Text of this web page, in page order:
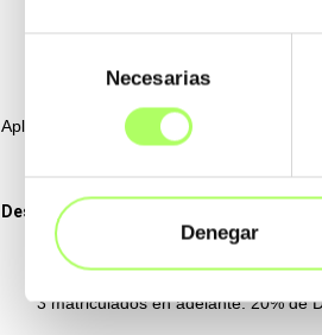
consentimiento
Necesarias
Denegar
30% de descuento para clientes (de
Aplican términos y condiciones.
Descuentos por cantidad
2 matriculados: 10% de Descuento.
3 matriculados en adelante: 20% de